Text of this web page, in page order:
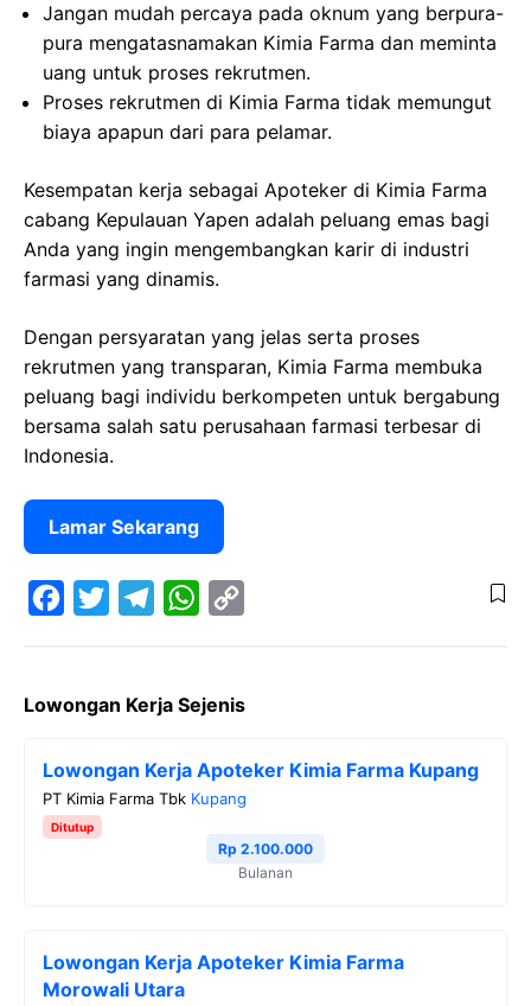
Jangan mudah percaya pada oknum yang berpura-
pura mengatasnamakan Kimia Farma dan meminta
uang untuk proses rekrutmen.
Proses rekrutmen di Kimia Farma tidak memungut
biaya apapun dari para pelamar.
Kesempatan kerja sebagai Apoteker di Kimia Farma
cabang Kepulauan Yapen adalah peluang emas bagi
Anda yang ingin mengembangkan karir di industri
farmasi yang dinamis.
Dengan persyaratan yang jelas serta proses
rekrutmen yang transparan, Kimia Farma membuka
peluang bagi individu berkompeten untuk bergabung
bersama salah satu perusahaan farmasi terbesar di
Indonesia.
Lamar Sekarang
c
i
t
e
r
l
g
r
a
s
A
p
L
i
n
Lowongan Kerja Sejenis
Lowongan Kerja Apoteker Kimia Farma Kupang
PT Kimia Farma Tbk Kupang
Ditutup
Rp 2.100.000
Bulanan
Lowongan Kerja Apoteker Kimia Farma
Morowali Utara